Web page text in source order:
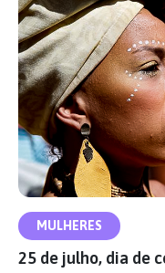
MULHERES
25 de julho, dia de